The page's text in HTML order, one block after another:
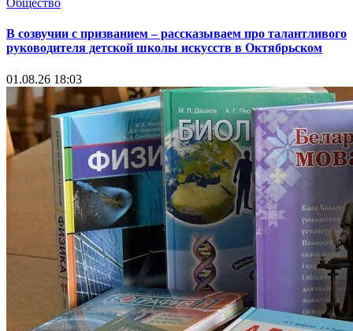
Общество
В созвучии с призванием – рассказываем про талантливого
руководителя детской школы искусств в Октябрьском
01.08.26 18:03